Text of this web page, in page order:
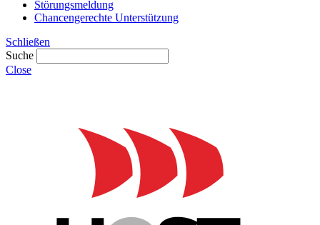
Störungsmeldung
Chancengerechte Unterstützung
Schließen
Suche
Close